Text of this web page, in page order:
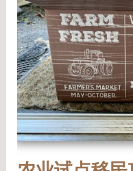
点
移
民
项
目
延
迟，
看